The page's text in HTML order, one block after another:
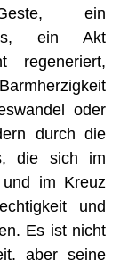
ein
ein Akt
regeneriert,
oder
durch die
die sich im
im Kreuz
und
Es ist nicht
aber seine